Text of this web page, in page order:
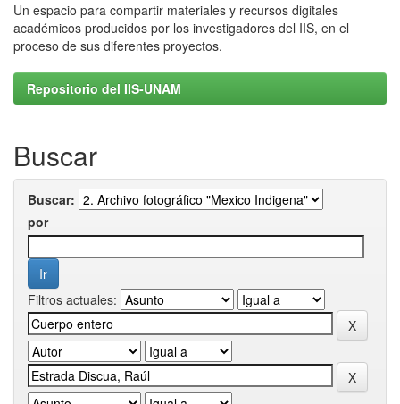
Un espacio para compartir materiales y recursos digitales
académicos producidos por los investigadores del IIS, en el
proceso de sus diferentes proyectos.
Repositorio del IIS-UNAM
Buscar
Buscar:
por
Filtros actuales: